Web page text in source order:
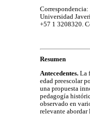
Universidad
+57 1 3208320.
Resumen
Antecedentes. La
edad preescolar
una propuesta
pedagogía
observado en
relevante abordar